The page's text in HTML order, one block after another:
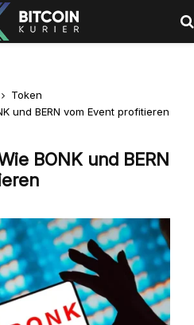
Token
und BERN vom Event profitieren
BONK und BERN